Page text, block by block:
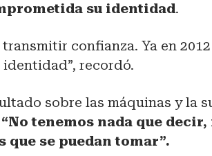
su identidad.
transmitir confianza. Ya en
recordó.
sobre las máquinas y la
“No tenemos nada que
que se puedan tomar”.